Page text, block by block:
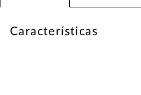
Características